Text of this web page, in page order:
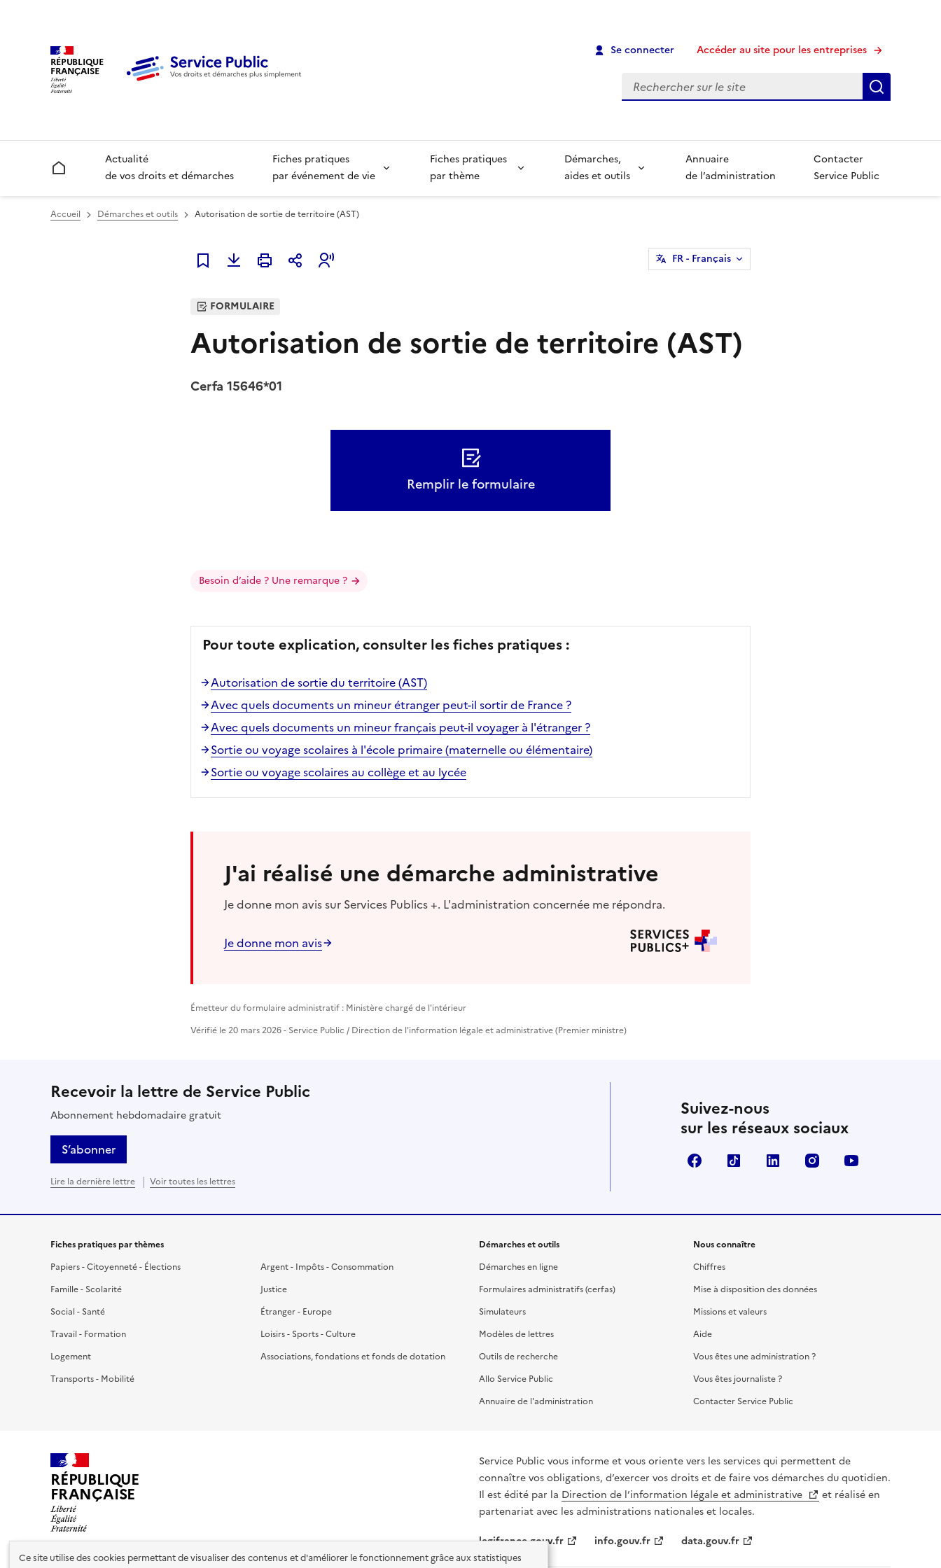
Ce site utilise des cookies permettant de visualiser des contenus et d'améliorer le fonctionnement grâce aux statistiques
RÉPUBLIQUE
FRANÇAISE
Se connecter Accéder au site pour les entreprises
Recherche
Accueil
Actualité
de vos droits et démarches
Fiches pratiques
par événement de vie
Fiches pratiques
par thème
Démarches,
aides et outils
Annuaire
de l’administration
Contacter
Service Public
Accueil Démarches et outils Autorisation de sortie de territoire (AST)
Ajouter à mes favoris
FR- Français
FORMULAIRE
Autorisation de sortie de territoire (AST)
Cerfa 15646*01
Remplir le formulaire
Besoin d’aide ? Une remarque ?
Pour toute explication, consulter les fiches pratiques :
Autorisation de sortie du territoire (AST)
Avec quels documents un mineur étranger peut-il sortir de France ?
Avec quels documents un mineur français peut-il voyager à l'étranger ?
Sortie ou voyage scolaires à l'école primaire (maternelle ou élémentaire)
Sortie ou voyage scolaires au collège et au lycée
J'ai réalisé une démarche administrative
Je donne mon avis sur Services Publics +. L'administration concernée me répondra.
Je donne mon avis
Émetteur du formulaire administratif : Ministère chargé de l'intérieur
Vérifié le 20 mars 2026 - Service Public / Direction de l'information légale et administrative (Premier ministre)
Recevoir la lettre de Service Public
Abonnement hebdomadaire gratuit
S’abonner
Lire la dernière lettre Voir toutes les lettres
Suivez-nous
sur les réseaux sociaux
FacebookTikTok LinkedIn Instagram
Fiches pratiques par thèmes
Papiers - Citoyenneté - Élections
Famille - Scolarité
Social - Santé
Travail - Formation
Logement
Transports - Mobilité
Argent - Impôts - Consommation
Justice
Étranger - Europe
Loisirs - Sports - Culture
Associations, fondations et fonds de dotation
Démarches et outils
Démarches en ligne
Formulaires administratifs (cerfas)
Simulateurs
Modèles de lettres
Outils de recherche
Allo Service Public
Annuaire de l'administration
Nous connaître
Chiffres
Mise à disposition des données
Missions et valeurs
Aide
Vous êtes une administration ?
Vous êtes journaliste ?
Contacter Service Public
RÉPUBLIQUE
FRANÇAISE
Service Public vous informe et vous oriente vers les services qui permettent de
connaître vos obligations, d’exercer vos droits et de faire vos démarches du quotidien.
Il est édité par la Direction de l’information légale et administrative
et réalisé en
partenariat avec les administrations nationales et locales.
legifrance.gouv.fr
info.gouv.fr data.gouv.fr